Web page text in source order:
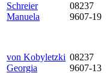
Schreier
Manuela
08237
9607-19
von Kobyletzki
Georgia
08237
9607-13